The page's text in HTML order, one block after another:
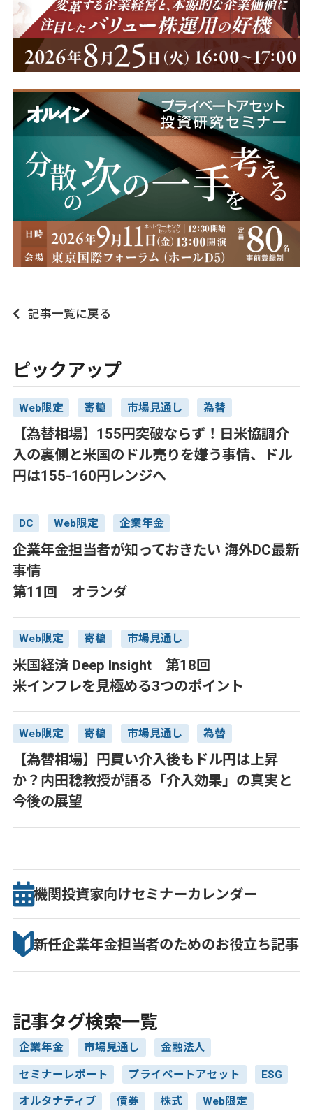
記事一覧に戻る
ピックアップ
Web限定 寄稿 市場見通し 為替
【為替相場】155円突破ならず！日米協調介
入の裏側と米国のドル売りを嫌う事情、ドル
円は155-160円レンジへ
DC Web限定 企業年金
企業年金担当者が知っておきたい 海外DC最新
事情
第11回 オランダ
Web限定 寄稿 市場見通し
米国経済 Deep Insight 第18回
米インフレを見極める3つのポイント
Web限定 寄稿 市場見通し 為替
【為替相場】円買い介入後もドル円は上昇
か？内田稔教授が語る「介入効果」の真実と
今後の展望
機関投資家向けセミナーカレンダー
新任企業年金担当者のためのお役立ち記事
記事タグ検索一覧
企業年金 市場見通し 金融法人
セミナーレポート プライベートアセット ESG
オルタナティブ 債券 株式 Web限定